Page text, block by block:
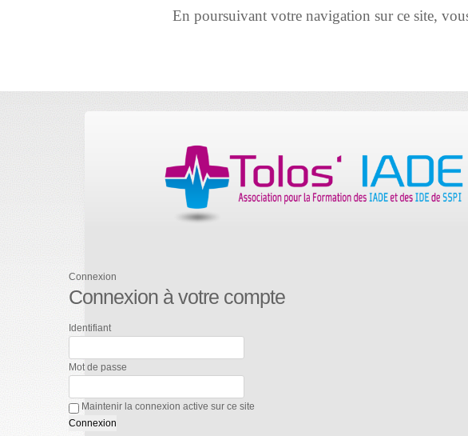
En poursuivant votre navigation sur ce site,
Connexion
Connexion à votre compte
Identifiant
Mot de passe
Maintenir la connexion active sur ce site